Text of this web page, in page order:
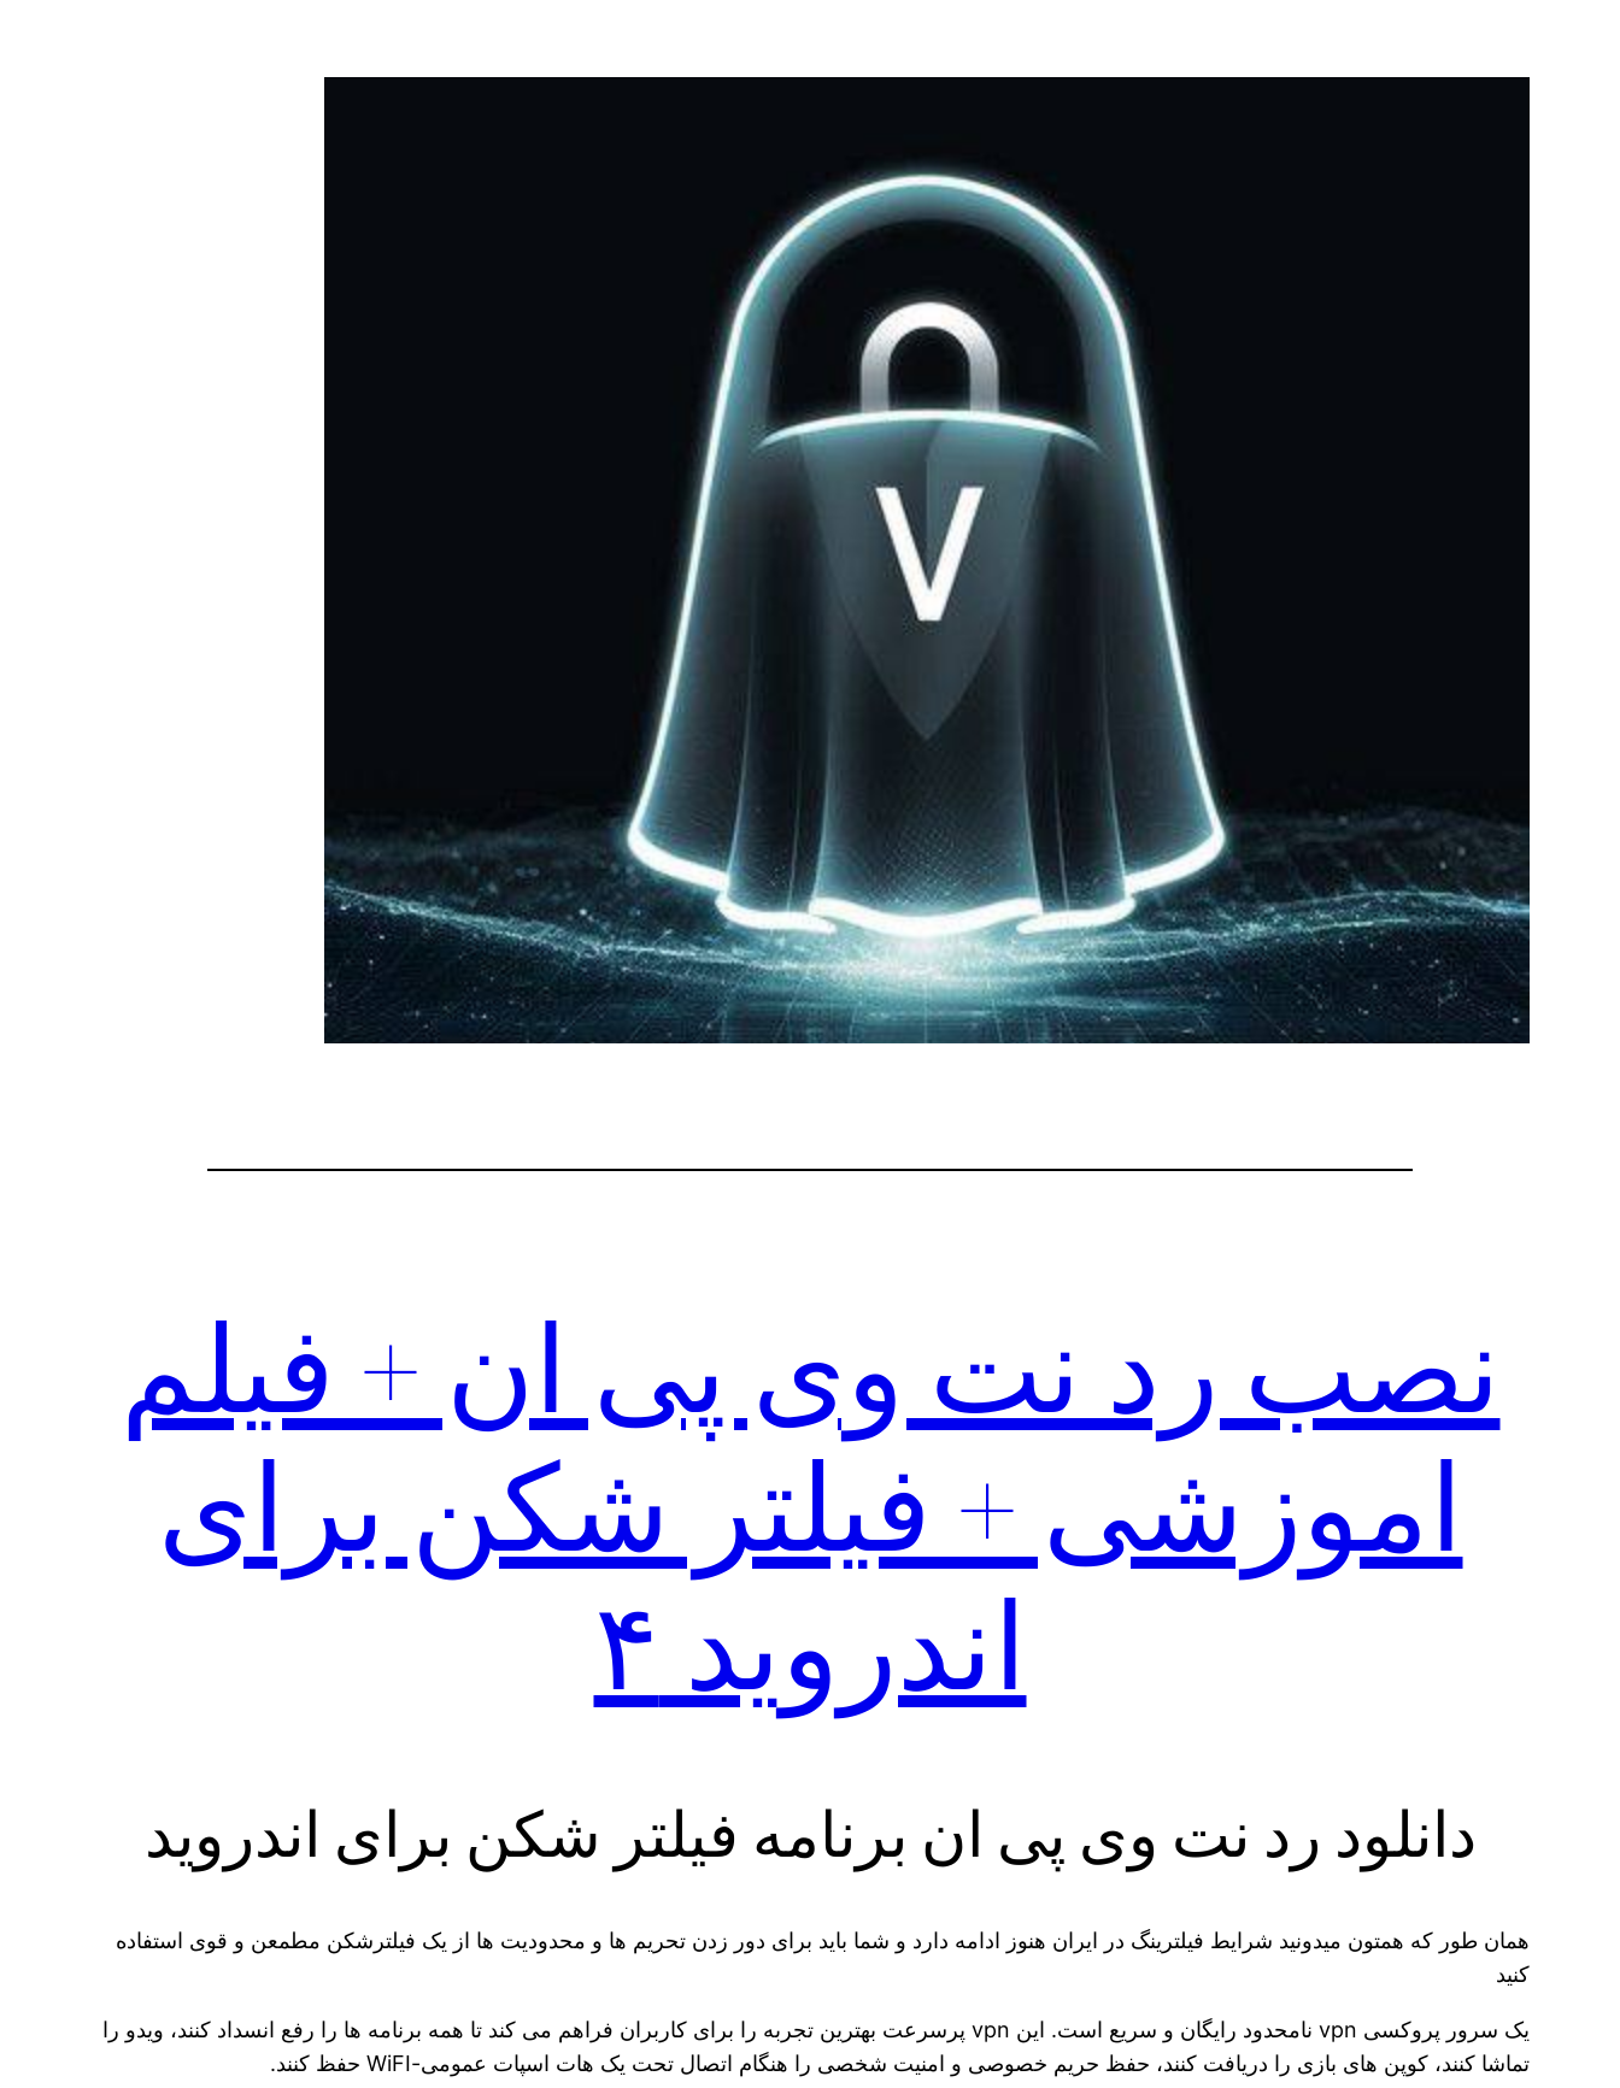
نصب رد نت وی پی ان + فیلم
اموزشی + فیلتر شکن برای
اندروید ۴
دانلود رد نت وی پی ان برنامه فیلتر شکن برای اندروید
همان طور که همتون میدونید شرایط فیلترینگ در ایران هنوز ادامه دارد و شما باید برای دور زدن تحریم ها و محدودیت ها از یک فیلترشکن مطمعن و قوی استفاده
کنید
یک سرور پروکسی vpn نامحدود رایگان و سریع است. این vpn پرسرعت بهترین تجربه را برای کاربران فراهم می کند تا همه برنامه ها را رفع انسداد کنند، ویدو را
تماشا کنند، کوپن های بازی را دریافت کنند، حفظ حریم خصوصی و امنیت شخصی را هنگام اتصال تحت یک هات اسپات عمومی-WiFI حفظ کنند.